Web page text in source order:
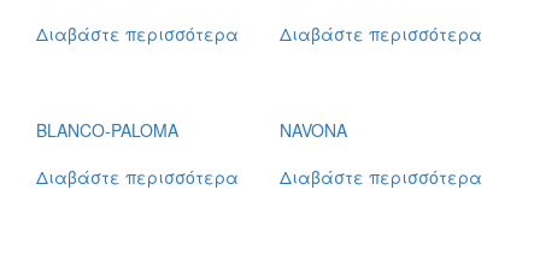
Διαβάστε περισσότερα
Διαβάστε περισσότερα
BLANCO-PALOMA
Διαβάστε περισσότερα
NAVONA
Διαβάστε περισσότερα